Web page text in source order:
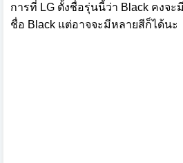
การที่ LG ตั้งชื่อรุ่นนี้ว่า Black คงจะ
ชื่อ Black แต่อาจจะมีหลายสีก็ได้นะ